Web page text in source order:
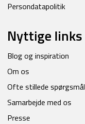
Persondatapolitik
Nyttige links
Blog og inspiration
Om os
Ofte stillede spørgsmål
Samarbejde med os
Presse